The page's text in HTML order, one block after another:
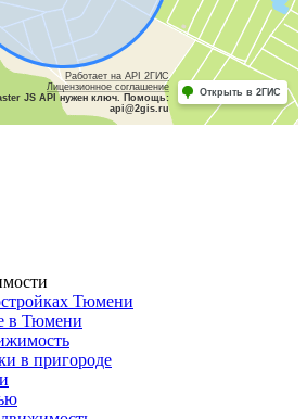
Работает на API 2ГИС
Лицензионное соглашение
JS API нужен ключ. Помощь:
api@2gis.ru
Открыть в 2ГИС
Тюмени
в Тюмени
в пригороде